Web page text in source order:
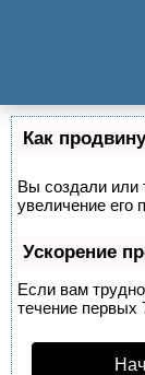
Как
Вы создали или
увеличение его
Ускорение
Если вам
течение первых